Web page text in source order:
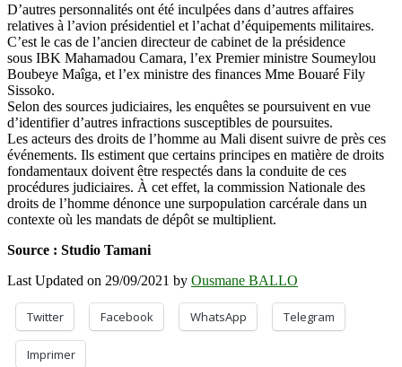
D’autres personnalités ont été inculpées dans d’autres affaires
relatives à l’avion présidentiel et l’achat d’équipements militaires.
C’est le cas de l’ancien directeur de cabinet de la présidence
sous IBK Mahamadou Camara, l’ex Premier ministre Soumeylou
Boubeye Maîga, et l’ex ministre des finances Mme Bouaré Fily
Sissoko.
Selon des sources judiciaires, les enquêtes se poursuivent en vue
d’identifier d’autres infractions susceptibles de poursuites.
Les acteurs des droits de l’homme au Mali disent suivre de près ces
événements. Ils estiment que certains principes en matière de droits
fondamentaux doivent être respectés dans la conduite de ces
procédures judiciaires. À cet effet, la commission Nationale des
droits de l’homme dénonce une surpopulation carcérale dans un
contexte où les mandats de dépôt se multiplient.
Source : Studio Tamani
Last Updated on 29/09/2021 by Ousmane BALLO
Twitter Facebook WhatsApp Telegram
Imprimer